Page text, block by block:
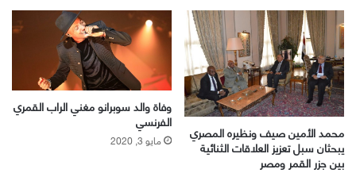
محمد الأمين صيف ونظيره المصري
يبحثان سبل تعزيز العلاقات الثنائية
بين جزر القمر ومصر
وفاة والد سوبرانو مغني الراب القمري
الفرنسي
مايو 3, 2020